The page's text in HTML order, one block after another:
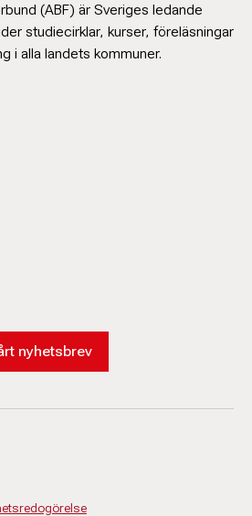
(ABF) är Sveriges ledande
studiecirklar, kurser, föreläsningar
i alla landets kommuner.
nyhetsbrev